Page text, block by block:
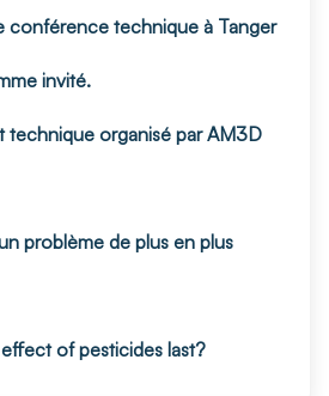
conférence technique à Tanger
invité.
technique organisé par AM3D
problème de plus en plus
of pesticides last?